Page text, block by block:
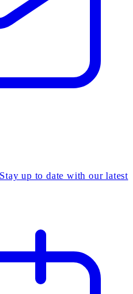
up to date with our latest